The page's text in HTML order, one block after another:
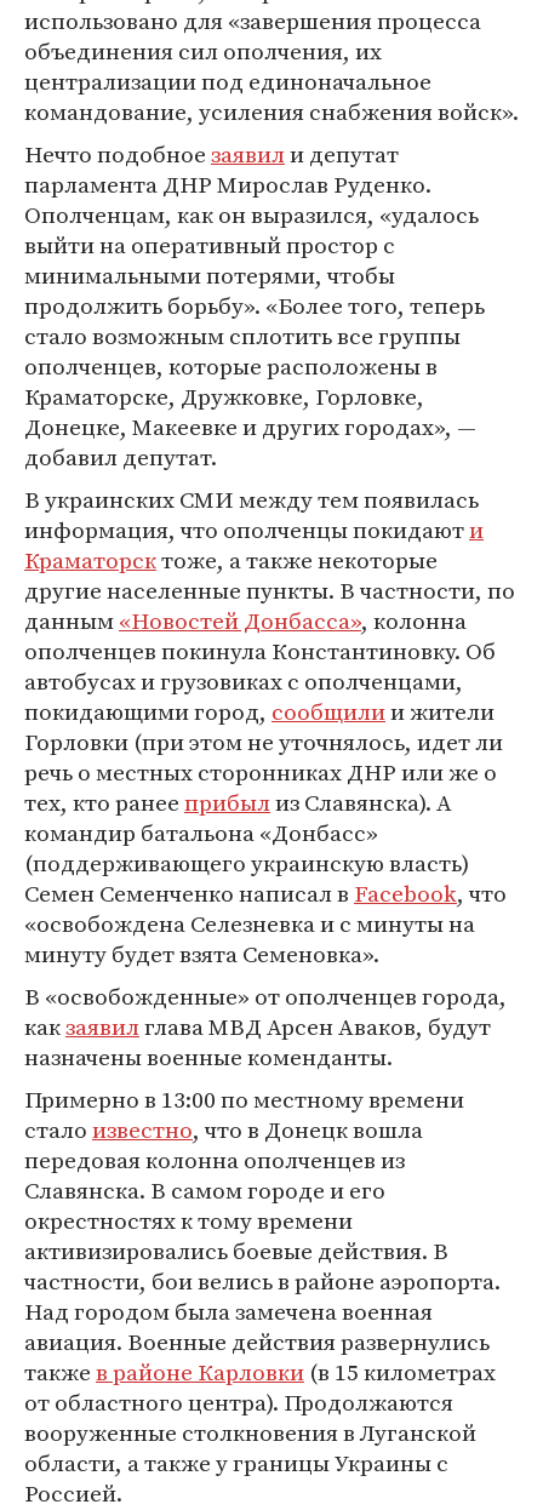
использовано для «завершения процесса
объединения сил ополчения, их
централизации под единоначальное
командование, усиления снабжения войск».
Нечто подобноезаявили депутат
парламента ДНР Мирослав Руденко.
Ополченцам, как он выразился, «удалось
выйти на оперативный простор с
минимальными потерями, чтобы
продолжить борьбу». «Более того, теперь
стало возможным сплотить все группы
ополченцев, которые расположены в
Краматорске, Дружковке, Горловке,
Донецке, Макеевке и других городах», —
добавил депутат.
В украинских СМИ между тем появилась
информация, что ополченцы покидаюти
Краматорсктоже, а также некоторые
другие населенные пункты. В частности, по
данным«Новостей Донбасса», колонна
ополченцев покинула Константиновку. Об
автобусах и грузовиках с ополченцами,
покидающими город, сообщилии жители
Горловки (при этом не уточнялось, идет ли
речь о местных сторонниках ДНР или же о
тех, кто ранееприбылиз Славянска). А
командир батальона «Донбасс»
(поддерживающего украинскую власть)
Семен Семенченко написал в Facebook, что
«освобождена Селезневка и с минуты на
минуту будет взята Семеновка».
В «освобожденные» от ополченцев города,
какзаявилглава МВД Арсен Аваков, будут
назначены военные коменданты.
Примерно в 13:00 по местному времени
сталоизвестно, что в Донецк вошла
передовая колонна ополченцев из
Славянска. В самом городе и его
окрестностях к тому времени
активизировались боевые действия. В
частности, бои велись в районе аэропорта.
Над городом была замечена военная
авиация. Военные действия развернулись
такжев районе Карловки (в 15 километрах
от областного центра). Продолжаются
вооруженные столкновения в Луганской
области, а также у границы Украины с
Россией.